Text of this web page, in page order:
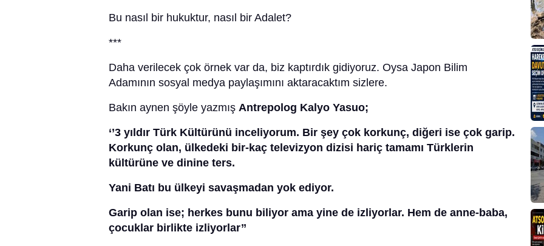
Bu nasıl bir hukuktur, nasıl bir Adalet?
***
Daha verilecek çok örnek var da, biz kaptırdık gidiyoruz. Oysa Japon Bilim
Adamının sosyal medya paylaşımını aktaracaktım sizlere.
Bakın aynen şöyle yazmış Antrepolog Kalyo Yasuo;
‘’3 yıldır Türk Kültürünü inceliyorum. Bir şey çok korkunç, diğeri ise çok garip.
Korkunç olan, ülkedeki bir-kaç televizyon dizisi hariç tamamı Türklerin
kültürüne ve dinine ters.
Yani Batı bu ülkeyi savaşmadan yok ediyor.
Garip olan ise; herkes bunu biliyor ama yine de izliyorlar. Hem de anne-baba,
çocuklar birlikte izliyorlar’’